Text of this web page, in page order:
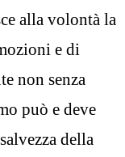
alla volontà la
e di
non senza
può e deve
della